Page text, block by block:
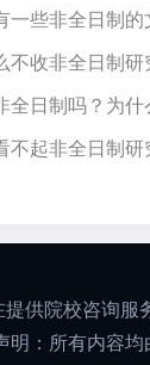
一些非全日制的
不收非全日制研
全日制吗？为什
供院校咨询服
明：所有内容均